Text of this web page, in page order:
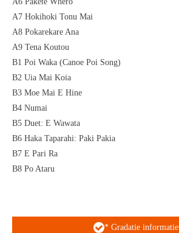
A7 Hokihoki Tonu Mai
A8 Pokarekare Ana
A9 Tena Koutou
B1 Poi Waka (Canoe Poi Song)
B2 Uia Mai Koia
B3 Moe Mai E Hine
B4 Numai
B5 Duet: E Wawata
B6 Haka Taparahi: Paki Pakia
B7 E Pari Ra
B8 Po Ataru
* Gradatie informatie